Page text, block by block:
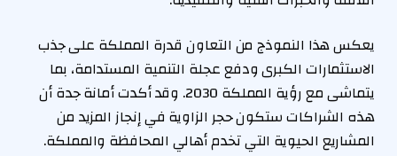
يعكس هذا النموذج من التعاون قدرة المملكة على جذب
الاستثمارات الكبرى ودفع عجلة التنمية المستدامة، بما
يتماشى مع رؤية المملكة 2030. وقد أكدت أمانة جدة أن
هذه الشراكات ستكون حجر الزاوية في إنجاز المزيد من
المشاريع الحيوية التي تخدم أهالي المحافظة والمملكة.